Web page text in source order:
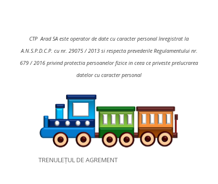
CTP Arad SA este operator de date cu caracter personal înregistrat la
A.N.S.P.D.C.P. cu nr. 29075 / 2013 si respecta prevederile Regulamentului nr.
679 / 2016 privind protectia persoanelor fizice in ceea ce priveste prelucrarea
datelor cu caracter personal
TRENULEȚUL DE AGREMENT